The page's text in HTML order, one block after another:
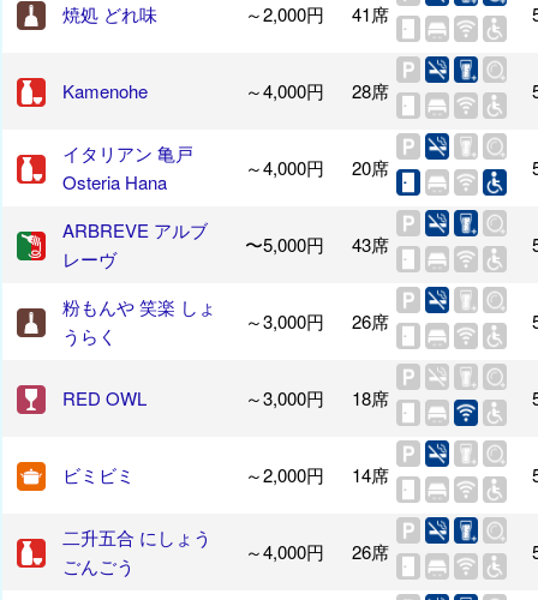
焼処 どれ味 ～2,000円 41席
Kamenohe ～4,000円 28席
イタリアン 亀戸
Osteria Hana
～4,000円 20席
ARBREVE アルブ
レーヴ
〜5,000円 43席
粉もんや 笑楽 しょ
うらく
～3,000円 26席
RED OWL ～3,000円 18席
ビミビミ ～2,000円 14席
二升五合 にしょう
ごんごう
～4,000円 26席